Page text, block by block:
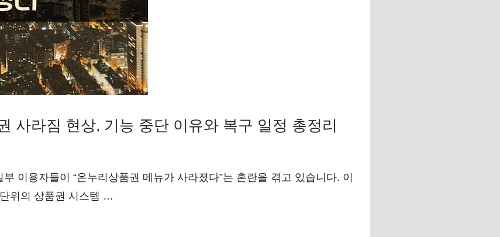
사라짐 현상, 기능 중단 이유와 복구 일정 총정리
이용자들이 “온누리상품권 메뉴가 사라졌다”는 혼란을 겪고 있습니다. 이
위의 상품권 시스템 …